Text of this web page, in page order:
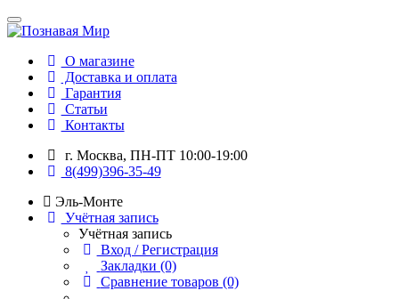
О магазине
Доставка и оплата
Гарантия
Статьи
Контакты
г. Москва, ПН-ПТ 10:00-19:00
8(499)396-35-49
Эль-Монте
Учётная запись
Учётная запись
Вход / Регистрация
Закладки (0)
Сравнение товаров (0)